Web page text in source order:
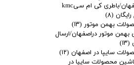
باتری جک دراصفهان/باطری کی ام سیkmc
(۸)
بهمن موتور (۱۳)
بهمن موتور دراصفهان/ارسال
(۱۳)
سایپا در اصفهان (۱۲)
محصولات سایپا در